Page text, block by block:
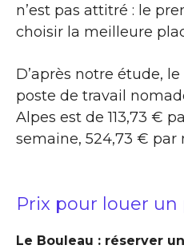
n’est pas attitré : le
choisir la meilleure
D’après notre étude,
poste de travail
Alpes est de 113,73 €
semaine, 524,73 € par
Prix pour louer un
Le Bouleau : réserver